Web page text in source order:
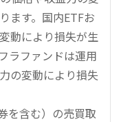
ます。国内ETFお
動により損失が生
ラファンドは運用
の変動により損失
を含む）の売買取